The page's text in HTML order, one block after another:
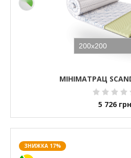
МІНІМАТРАЦ
5 726 грн
ЗНИЖКА 17%